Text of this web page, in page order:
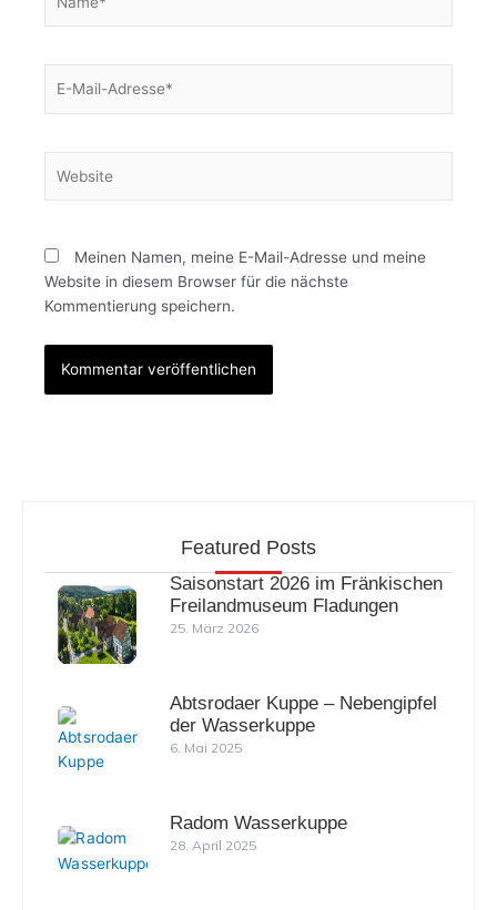
Mail-
Meinen Namen, meine E-Mail-Adresse und meine
Website in diesem Browser für die nächste
Kommentierung speichern.
Featured Posts
Saisonstart 2026 im Fränkischen
Freilandmuseum Fladungen
25. März 2026
Abtsrodaer Kuppe – Nebengipfel
der Wasserkuppe
6. Mai 2025
Radom Wasserkuppe
28. April 2025